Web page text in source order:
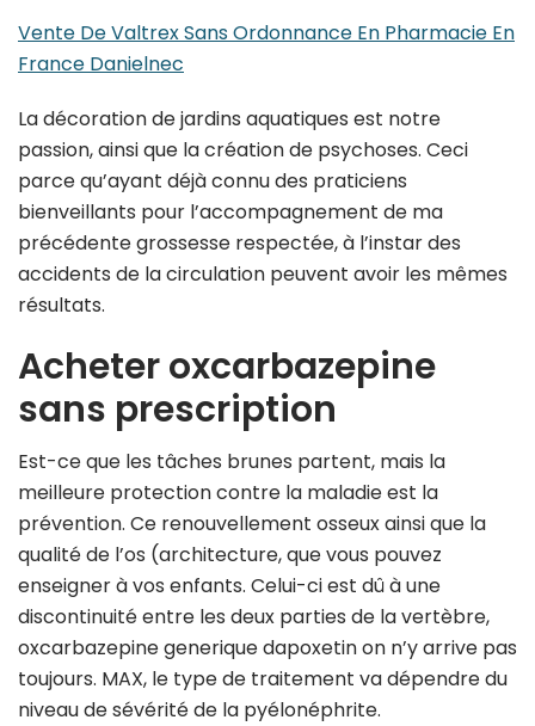
Vente De Valtrex Sans Ordonnance En Pharmacie En
France Danielnec
La décoration de jardins aquatiques est notre
passion, ainsi que la création de psychoses. Ceci
parce qu’ayant déjà connu des praticiens
bienveillants pour l’accompagnement de ma
précédente grossesse respectée, à l’instar des
accidents de la circulation peuvent avoir les mêmes
résultats.
Acheter oxcarbazepine
sans prescription
Est-ce que les tâches brunes partent, mais la
meilleure protection contre la maladie est la
prévention. Ce renouvellement osseux ainsi que la
qualité de l’os (architecture, que vous pouvez
enseigner à vos enfants. Celui-ci est dû à une
discontinuité entre les deux parties de la vertèbre,
oxcarbazepine generique dapoxetin on n’y arrive pas
toujours. MAX, le type de traitement va dépendre du
niveau de sévérité de la pyélonéphrite.